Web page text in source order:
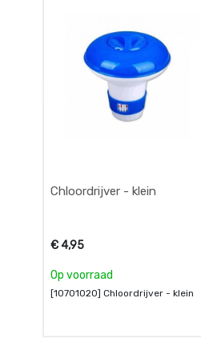
Chloordrijver - klein
€ 4,95
Op voorraad
[10701020] Chloordrijver - klein